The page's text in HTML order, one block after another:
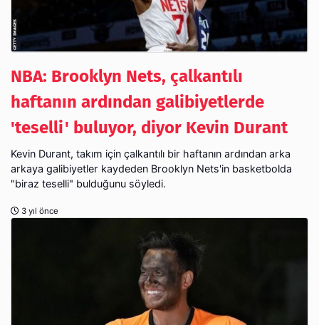
NBA: Brooklyn Nets, çalkantılı
haftanın ardından galibiyetlerde
'teselli' buluyor, diyor Kevin Durant
Kevin Durant, takım için çalkantılı bir haftanın ardından arka
arkaya galibiyetler kaydeden Brooklyn Nets'in basketbolda
"biraz teselli" bulduğunu söyledi.
3 yıl önce